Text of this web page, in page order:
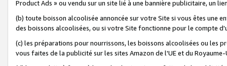
Product Ads » ou vendu sur un site lié à une bannière publicitaire, un
(b) toute boisson alcoolisée annoncée sur votre Site si vous êtes une
des boissons alcoolisées, ou si votre Site fonctionne pour le compte
(c) les préparations pour nourrissons, les boissons alcoolisées ou les
vous faites de la publicité sur les sites Amazon de l'UE et du Royaume-